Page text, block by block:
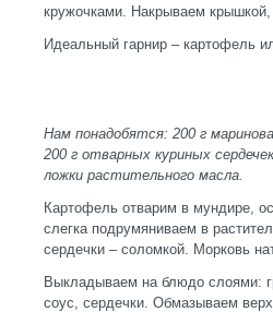
кружочками. Накрываем
Идеальный гарнир – картофель
Нам понадобятся: 200 г
200 г отварных куриных
ложки растительного масла.
Картофель отварим в мундире,
слегка подрумяниваем в
сердечки – соломкой. Морковь
Выкладываем на блюдо слоями:
соус, сердечки. Обмазываем